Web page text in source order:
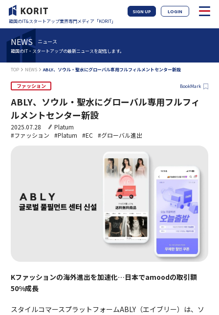
韓国のIT&スタートアップ業界専門メディア「KORIT」
SIGN UP LOGIN
NEWS ニュース
韓国のIT・スタートアップの最新ニュースを配信します。
TOP NEWS ABLY、ソウル・聖水にグローバル専用フルフィルメントセンター新設
ファッション BookMark
ABLY、ソウル・聖水にグローバル専用フルフィ
ルメントセンター新設
2025.07.28
Platum
#ファッション
#Platum #EC #グローバル進出
Kファッションの海外進出を加速化…日本でamoodの取引額
50%成長
スタイルコマースプラットフォームABLY（エイブリー）は、ソ